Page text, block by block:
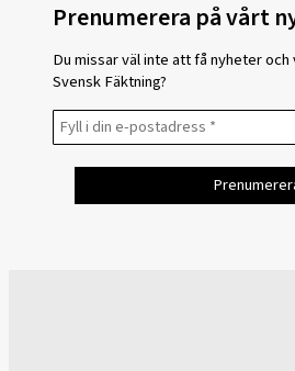
Prenumerera på vårt
Du missar väl inte att få nyheter
Svensk Fäktning?